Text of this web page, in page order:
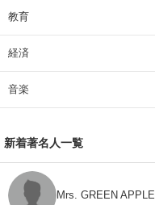
教育
経済
音楽
新着著名人一覧
Mrs. GREEN APPLE